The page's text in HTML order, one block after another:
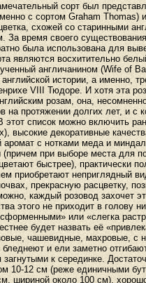
сорт был
с сортом Graham Thomas)
схожей со старинными
За время своего
была использована для
являются восхитительно
англичанином (Wife of
английской истории, а именно,
VIII Тюдоре. И хотя эта
розам, она,
на протяжении долгих лет, и с
этот список можно включить
высокие декоративные
аромат с нотками меда и
(причем при выборе места для
быстрее), практически
приобретают неприглядный
прекрасную расцветку,
каждый розовод захочет
этого не приходит в голову
или «слегка
будет назвать её
чашевидные, махровые, с
бледнеют и ели заметно
загнутыми к серединке.
10-12 см (реже единичными
шириной около 100 см),